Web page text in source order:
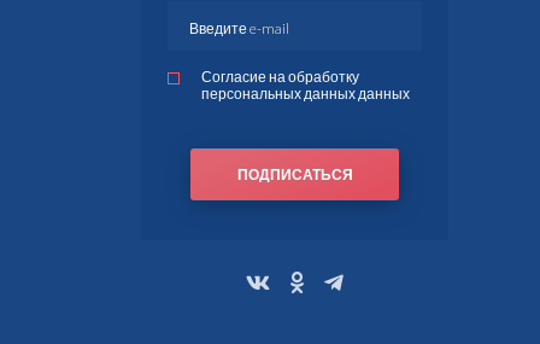
Согласие на обработку
персональных данных данных
ПОДПИСАТЬСЯ